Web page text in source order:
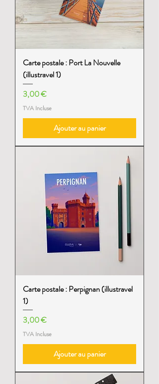
Carte postale : Port La Nouvelle
(illustravel 1)
Prix
3,00 €
TVA Incluse
Ajouter au panier
Carte postale : Perpignan (illustravel
1)
Prix
3,00 €
TVA Incluse
Ajouter au panier